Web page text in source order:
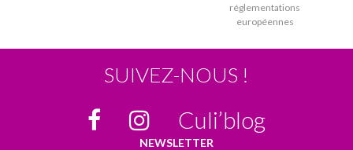
réglementations
européennes
SUIVEZ-NOUS !
Culi’blog
NEWSLETTER